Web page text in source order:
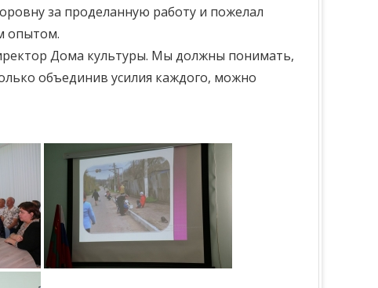
за проделанную работу и пожелал
опытом.
Дома культуры. Мы должны понимать,
объединив усилия каждого, можно